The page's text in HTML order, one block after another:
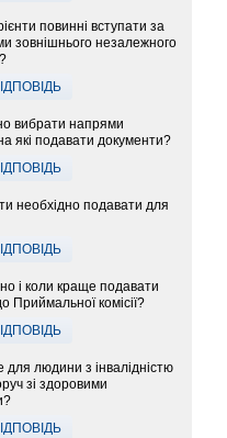
повинні вступати за
зовнішнього незалежного
вибрати напрями
які подавати документи?
необхідно подавати для
і коли краще подавати
Приймальної комісії?
для людини з інвалідністю
зі здоровими